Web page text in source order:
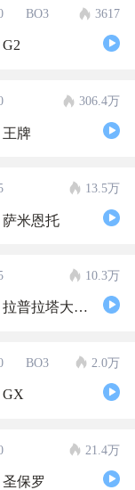
BO3 3617
G2
306.4万
王牌
13.5万
萨米恩托
10.3万
拉普拉塔大学生
BO3 2.0万
GX
21.4万
圣保罗